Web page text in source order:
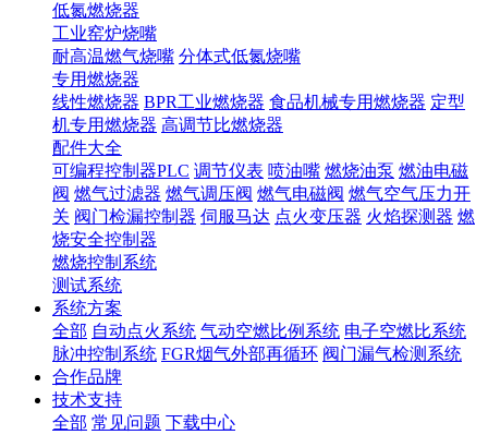
低氮燃烧器
工业窑炉烧嘴
耐高温燃气烧嘴 分体式低氮烧嘴
专用燃烧器
线性燃烧器 BPR工业燃烧器 食品机械专用燃烧器 定型
机专用燃烧器 高调节比燃烧器
配件大全
可编程控制器PLC 调节仪表 喷油嘴 燃烧油泵 燃油电磁
阀 燃气过滤器 燃气调压阀 燃气电磁阀 燃气空气压力开
关 阀门检漏控制器 伺服马达 点火变压器 火焰探测器 燃
烧安全控制器
燃烧控制系统
测试系统
系统方案
全部 自动点火系统 气动空燃比例系统 电子空燃比系统
脉冲控制系统 FGR烟气外部再循环 阀门漏气检测系统
合作品牌
技术支持
全部 常见问题 下载中心